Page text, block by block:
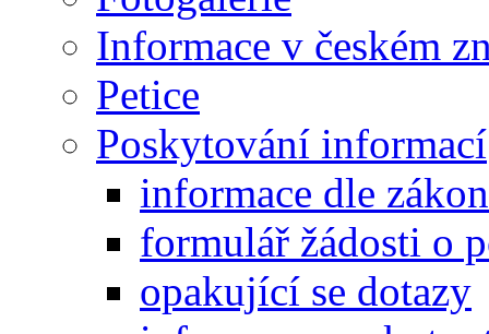
Informace v českém
Petice
Poskytování informací
informace dle
formulář žádosti o
opakující se dotazy